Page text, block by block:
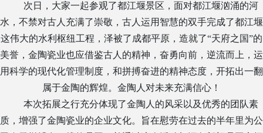
次日，大家一起参观了都江堰景区，面对都江堰汹涌的河
水，不禁对古人充满了崇敬，古人运用智慧的双手完成了都江堰
这伟大的水利枢纽工程，泽被了成都平原，造就了“天府之国”的
美誉，金陶瓷业也应借鉴古人的精神，奋勇向前，逆流而上，运
用科学的现代化管理制度，和拼搏奋进的精神态度，开拓出一翻
属于金陶的辉煌。金陶人对未来充满信心！
本次拓展之行充分体现了金陶人的风采以及优秀的团队素
质，增强了金陶瓷业的企业文化。旨在慰劳在过去的半年里为公